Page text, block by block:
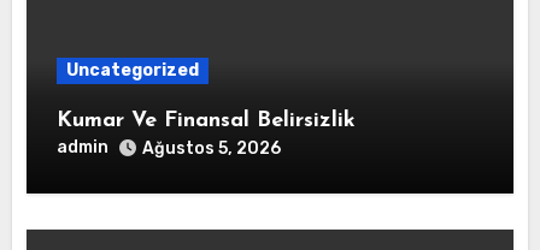
Uncategorized
Kumar Ve Finansal Belirsizlik
admin Ağustos 5, 2026